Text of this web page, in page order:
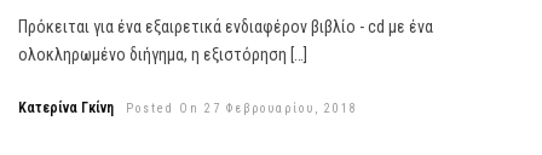
Πρόκειται για ένα εξαιρετικά ενδιαφέρον βιβλίο - cd με ένα
ολοκληρωμένο διήγημα, η εξιστόρηση […]
Κατερίνα Γκίνη Posted On 27 Φεβρουαρίου, 2018